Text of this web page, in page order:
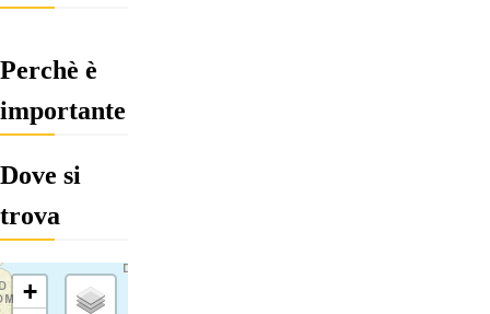
Perchè è
importante
Dove si
trova